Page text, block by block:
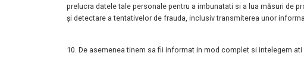
prelucra datele tale personale pentru a imbunatati si a lua măsuri de
și detectare a tentativelor de frauda, inclusiv transmiterea unor
10. De asemenea tinem sa fii informat in mod complet si intelegem